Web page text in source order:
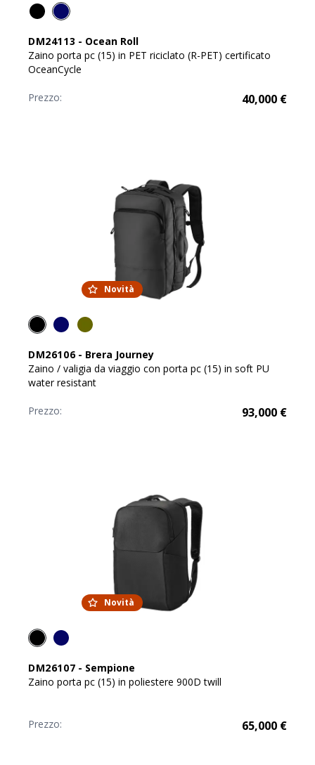
DM24113 - Ocean Roll
Zaino porta pc (15) in PET riciclato (R-PET) certificato
OceanCycle
Prezzo: 40,000 €
Novità
DM26106- Brera Journey
Zaino / valigia da viaggio con porta pc (15) in soft PU
water resistant
Prezzo: 93,000 €
Novità
DM26107 - Sempione
Zaino porta pc (15) in poliestere 900D twill
Prezzo: 65,000 €